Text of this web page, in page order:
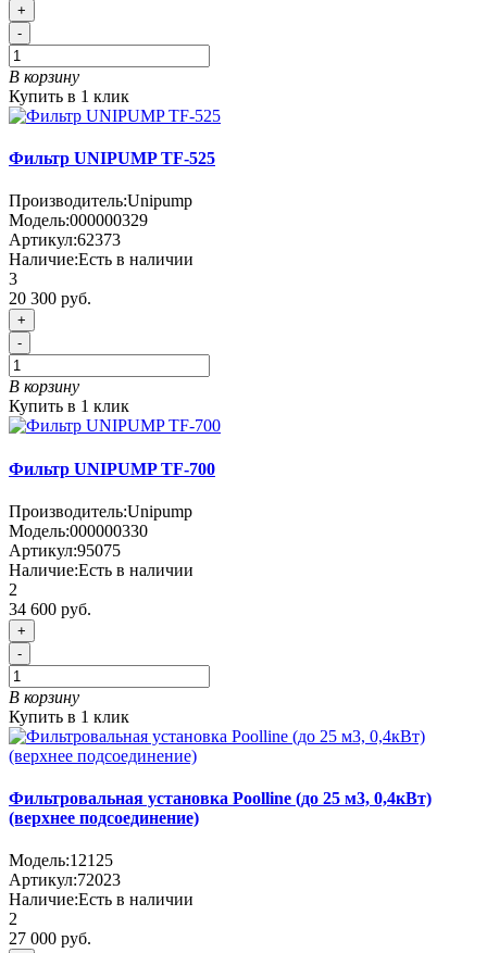
+
-
В корзину
Купить в 1 клик
Фильтр UNIPUMP TF-525
Производитель:Unipump
Модель:000000329
Артикул:62373
Наличие:Есть в наличии
3
20 300 руб.
+
-
В корзину
Купить в 1 клик
Фильтр UNIPUMP TF-700
Производитель:Unipump
Модель:000000330
Артикул:95075
Наличие:Есть в наличии
2
34 600 руб.
+
-
В корзину
Купить в 1 клик
Фильтровальная установка Poolline (до 25 м3, 0,4кВт)
(верхнее подсоединение)
Модель:12125
Артикул:72023
Наличие:Есть в наличии
2
27 000 руб.